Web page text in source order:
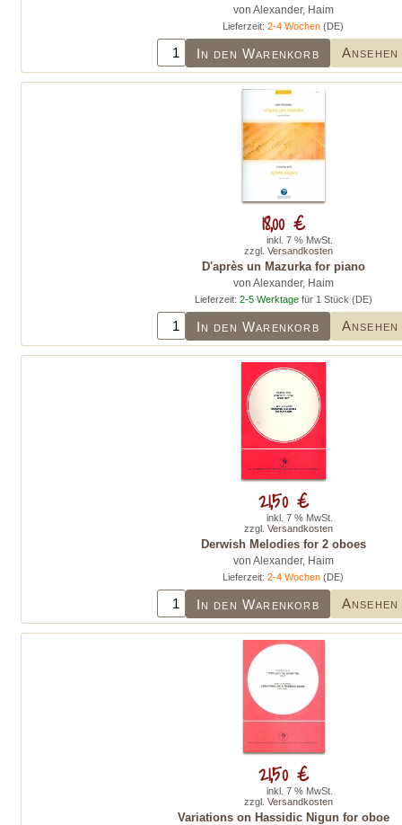
von Alexander, Haim
Lieferzeit:2-4 Wochen (DE)
In den Warenkorb Ansehen
D'après un Mazurka for piano
von Alexander, Haim
Lieferzeit: 2-5 Werktagefür 1 Stück (DE)
In den Warenkorb Ansehen
18,00 €
inkl. 7 % MwSt.
zzgl. Versandkosten
Derwish Melodies for 2 oboes
von Alexander, Haim
Lieferzeit:2-4 Wochen (DE)
In den Warenkorb Ansehen
21,50 €
inkl. 7 % MwSt.
zzgl. Versandkosten
Variations on Hassidic Nigun for oboe
21,50 €
inkl. 7 % MwSt.
zzgl. Versandkosten